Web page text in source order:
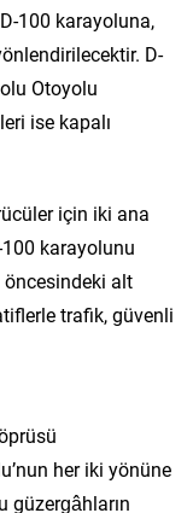
100 karayoluna,
D-
Otoyolu
ise kapalı
için iki ana
karayolunu
alt
trafik, güvenli
her iki yönüne
güzergâhların